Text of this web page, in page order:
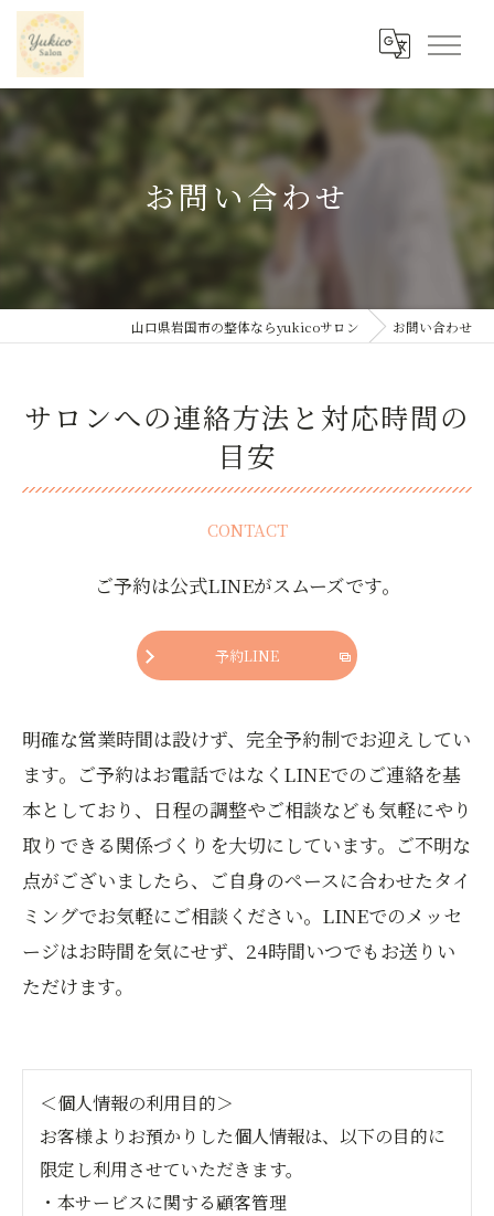
お問い合わせ
山口県岩国市の整体ならyukicoサロン お問い合わせ
サロンへの連絡方法と対応時間の
目安
CONTACT
ご予約は公式LINEがスムーズです。
予約LINE
明確な営業時間は設けず、完全予約制でお迎えしてい
ます。ご予約はお電話ではなくLINEでのご連絡を基
本としており、日程の調整やご相談なども気軽にやり
取りできる関係づくりを大切にしています。ご不明な
点がございましたら、ご自身のペースに合わせたタイ
ミングでお気軽にご相談ください。LINEでのメッセ
ージはお時間を気にせず、24時間いつでもお送りい
ただけます。
＜個人情報の利用目的＞
お客様よりお預かりした個人情報は、以下の目的に
限定し利用させていただきます。
・本サービスに関する顧客管理